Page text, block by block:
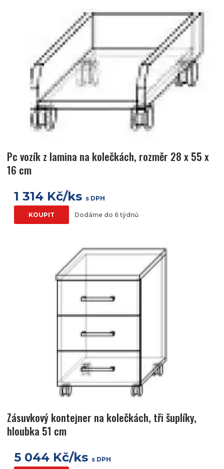
Pc vozík z lamina na kolečkách, rozměr 28 x 55 x
16 cm
1 314 Kč/ks s DPH
KOUPIT Dodáme do 6 týdnů
Zásuvkový kontejner na kolečkách, tři šuplíky,
hloubka 51 cm
5 044 Kč/ks s DPH